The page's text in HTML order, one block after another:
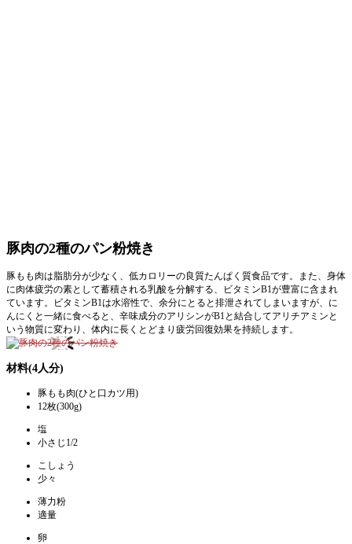
豚肉の2種のパン粉焼き
豚もも肉は脂肪分が少なく、低カロリーの良質たんぱく質食品です。また、身体
に肉体疲労の素として蓄積される乳酸を分解する、ビタミンB1が豊富に含まれ
ています。ビタミンB1は水溶性で、余分にとると排泄されてしまいますが、に
んにくと一緒に食べると、辛味成分のアリシンがB1と結合してアリチアミンと
いう物質に変わり、体内に長くとどまり疲労回復効果を持続します。
材料(4人分)
豚もも肉(ひと口カツ用)
12枚(300g)
塩
小さじ1/2
こしょう
少々
薄力粉
適量
卵